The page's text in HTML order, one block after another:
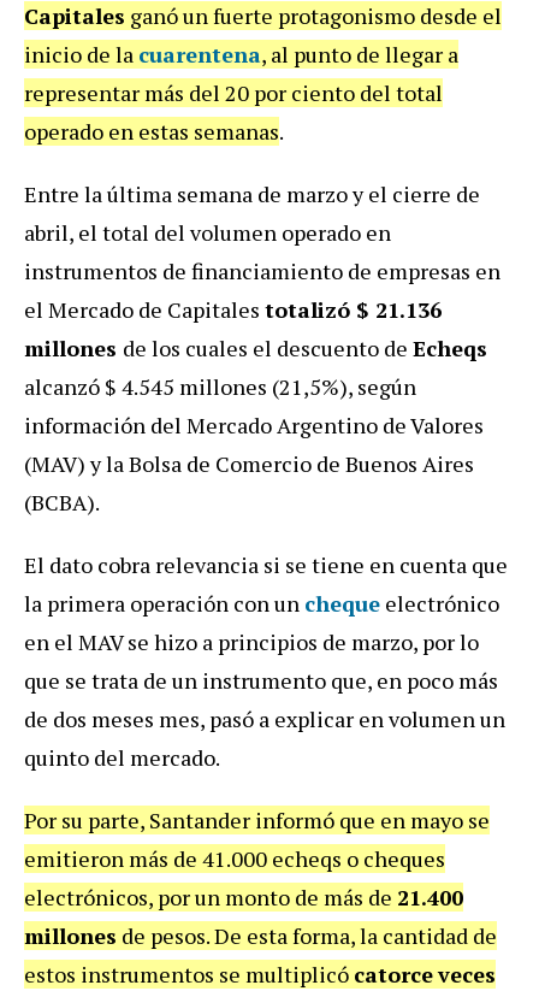
Capitales ganó un fuerte protagonismo desde el
inicio de la cuarentena, al punto de llegar a
representar más del 20 por ciento del total
operado en estas semanas.
Entre la última semana de marzo y el cierre de
abril, el total del volumen operado en
instrumentos de financiamiento de empresas en
el Mercado de Capitales totalizó $ 21.136
millones de los cuales el descuento de Echeqs
alcanzó $ 4.545 millones (21,5%), según
información del Mercado Argentino de Valores
(MAV) y la Bolsa de Comercio de Buenos Aires
(BCBA).
El dato cobra relevancia si se tiene en cuenta que
la primera operación con un cheque electrónico
en el MAV se hizo a principios de marzo, por lo
que se trata de un instrumento que, en poco más
de dos meses mes, pasó a explicar en volumen un
quinto del mercado.
Por su parte, Santander informó que en mayo se
emitieron más de 41.000 echeqs o cheques
electrónicos, por un monto de más de 21.400
millones de pesos. De esta forma, la cantidad de
estos instrumentos se multiplicó catorceveces